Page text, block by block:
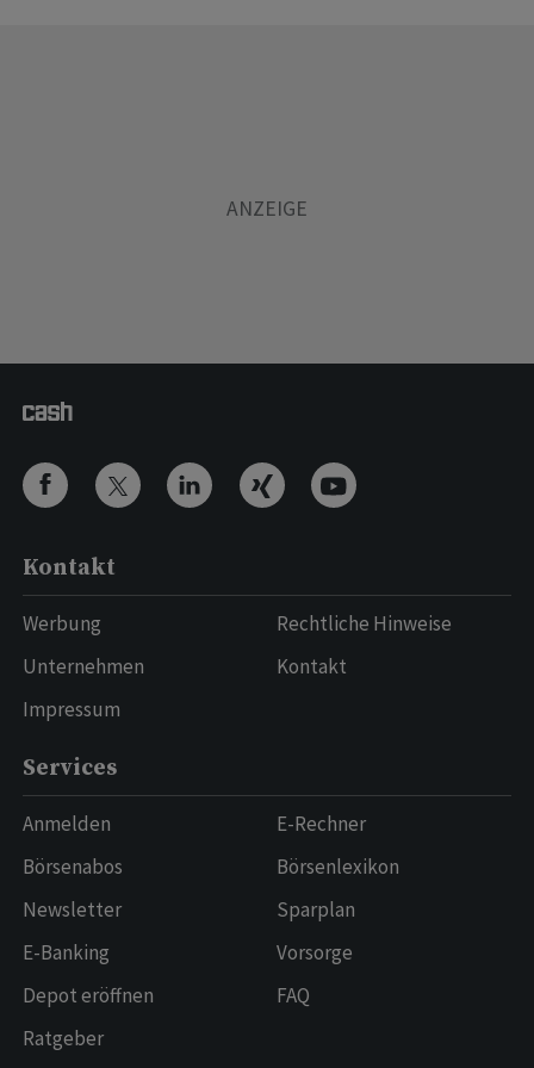
Kontakt
Werbung
Unternehmen
Impressum
Rechtliche Hinweise
Kontakt
Services
Anmelden
Börsenabos
Newsletter
E-Banking
Depot eröffnen
Ratgeber
E-Rechner
Börsenlexikon
Sparplan
Vorsorge
FAQ